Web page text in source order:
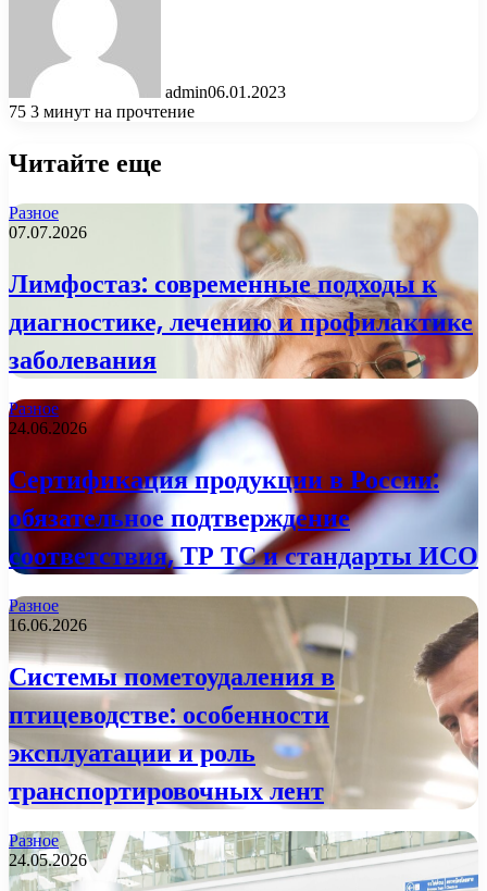
admin06.01.2023
75 3 минут на прочтение
Читайте еще
Разное
07.07.2026
Лимфостаз: современные подходы к
диагностике, лечению и профилактике
заболевания
Разное
24.06.2026
Сертификация продукции в России:
обязательное подтверждение
соответствия, ТР ТС и стандарты ИСО
Разное
16.06.2026
Системы пометоудаления в
птицеводстве: особенности
эксплуатации и роль
транспортировочных лент
Разное
24.05.2026